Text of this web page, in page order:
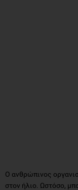
Ο ανθρώπινος
στον ήλιο. Ωστόσο,